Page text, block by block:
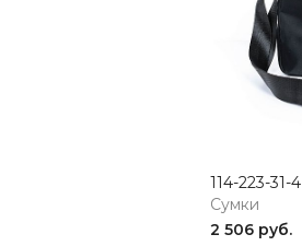
Сумки
2 506 руб.